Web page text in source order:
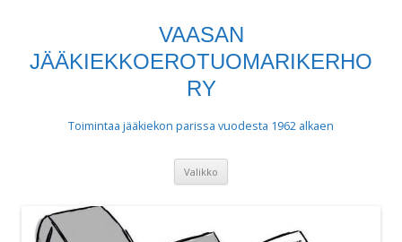
VAASAN
JÄÄKIEKKOEROTUOMARIKERHO
RY
Toimintaa jääkiekon parissa vuodesta 1962 alkaen
Valikko